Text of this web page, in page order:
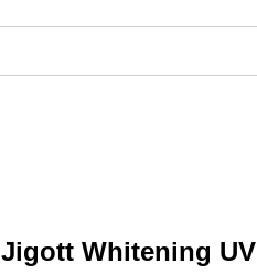
Jigott Whitening